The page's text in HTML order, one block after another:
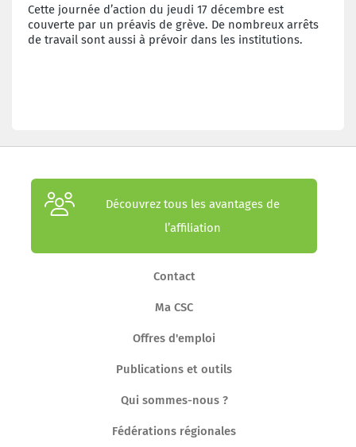
Cette journée d’action du jeudi 17 décembre est
couverte par un préavis de grève. De nombreux arrêts
de travail sont aussi à prévoir dans les institutions.
Découvrez tous les avantages de
l’affiliation
Contact
Ma CSC
Offres d'emploi
Publications et outils
Qui sommes-nous ?
Fédérations régionales